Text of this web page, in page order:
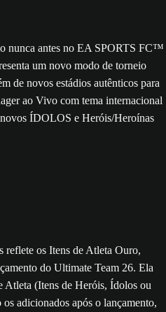
nunca antes no EA SPORTS FC™
um novo modo de torneio
de novos estádios autênticos para
ao Vivo com tema internacional
ÍDOLOS e Heróis/Heroínas
reflete os Itens de Atleta Ouro,
do Ultimate Team 26. Ela
Atleta (Itens de Heróis, Ídolos ou
adicionados após o lançamento,